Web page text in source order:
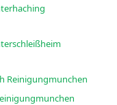
Erfahrene Haushaltshilfe Allach Reinigungmunchen
Haushaltshilfe Au Reinigungmunchen